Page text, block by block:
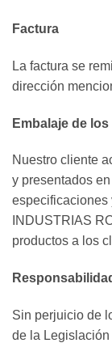
Factura
La factura se
dirección
Embalaje de
Nuestro cliente
y presentados
especificaciones
INDUSTRIAS
productos a los
Sin perjuicio de
de la